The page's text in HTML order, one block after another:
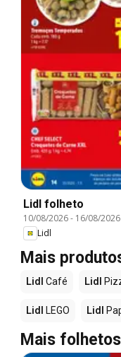
Lidl folheto
10/08/2026- 16/08/2026
Lidl
Mais
Lidl Café Lidl
Lidl LEGO Lidl
Mais